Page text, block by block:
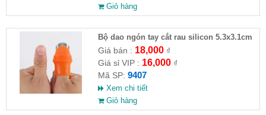
Giỏ hàng
Bộ dao ngón tay cắt rau silicon 5.3x3.1cm
Giá bán : 18,000₫
Giá sỉ VIP : 16,000₫
Mã SP: 9407
Xem chi tiết
Giỏ hàng